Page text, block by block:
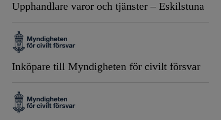
Upphandlare varor och tjänster – Eskilstuna
Inköpare till Myndigheten för civilt försvar